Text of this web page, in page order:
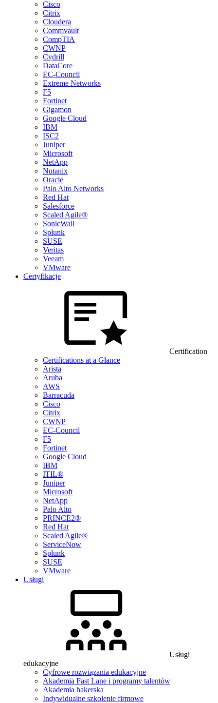
Cisco
Citrix
Cloudera
Commvault
CompTIA
CWNP
Cydrill
DataCore
EC-Council
Extreme Networks
F5
Fortinet
Gigamon
Google Cloud
IBM
ISC2
Juniper
Microsoft
NetApp
Nutanix
Oracle
Palo Alto Networks
Red Hat
Salesforce
Scaled Agile®
SonicWall
Splunk
SUSE
Veritas
Veeam
VMware
Certyfikacje
Certification
Certifications at a Glance
Arista
Aruba
AWS
Barracuda
Cisco
Citrix
CWNP
EC-Council
F5
Fortinet
Google Cloud
IBM
ITIL®
Juniper
Microsoft
NetApp
Palo Alto
PRINCE2®
Red Hat
Scaled Agile®
ServiceNow
Splunk
SUSE
VMware
Usługi
Usługi
edukacyjne
Cyfrowe rozwiązania edukacyjne
Akademia Fast Lane i programy talentów
Akademia hakerska
Indywidualne szkolenie firmowe